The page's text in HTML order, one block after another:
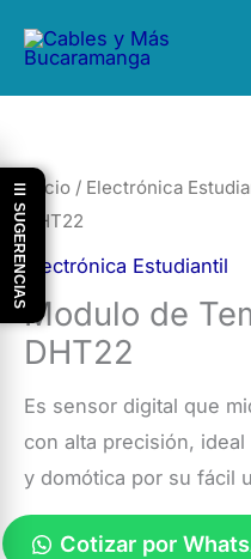
Inicio / Electrónica
DHT22
Electrónica Estudiantil
Modulo de
DHT22
Es sensor digital que
con alta precisión,
y domótica por su fácil
Cotizar por
☰ SUGERENCIAS